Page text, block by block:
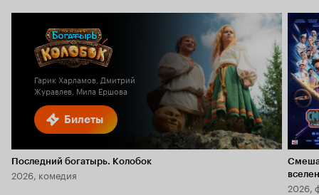
Билеты
Гарик Харламов, Дмитрий
Журавлев, Мила Ершова
Последний богатырь. Колобок
2026, комедия
2026,